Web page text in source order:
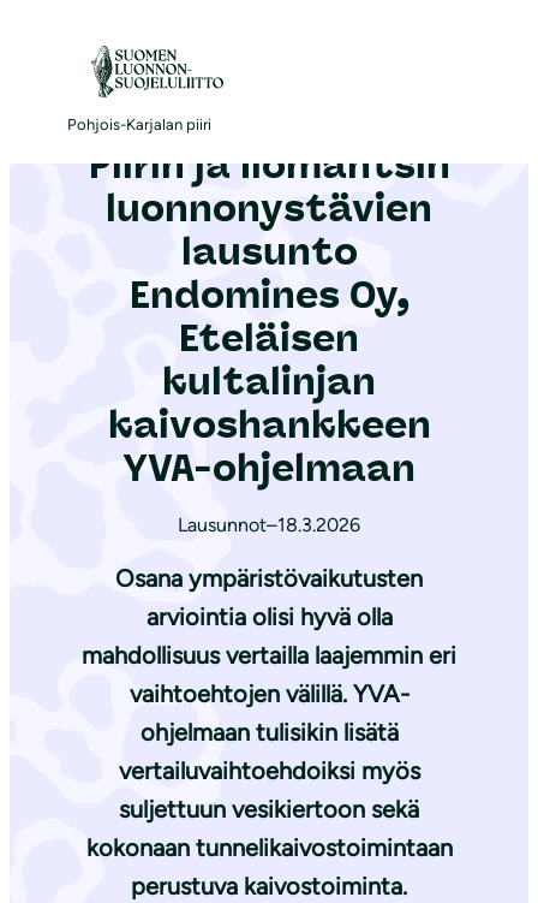
Pohjois-Karjalan piiri
Etusivu|Ajankohtaista
Piirin ja Ilomantsin
luonnonystävien
lausunto
Endomines Oy,
Eteläisen
kultalinjan
kaivoshankkeen
YVA-ohjelmaan
Lausunnot–18.3.2026
Osana ympäristövaikutusten
arviointia olisi hyvä olla
mahdollisuus vertailla laajemmin eri
vaihtoehtojen välillä. YVA-
ohjelmaan tulisikin lisätä
vertailuvaihtoehdoiksi myös
suljettuun vesikiertoon sekä
kokonaan tunnelikaivostoimintaan
perustuva kaivostoiminta.